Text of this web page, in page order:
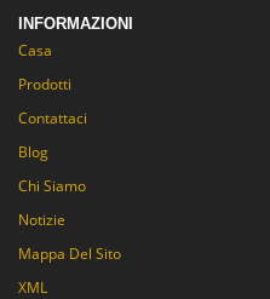
INFORMAZIONI
Casa
Prodotti
Contattaci
Blog
Chi Siamo
Notizie
Mappa Del Sito
XML